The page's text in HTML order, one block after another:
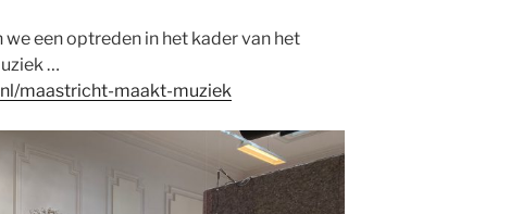
een optreden in het kader van het
…
maastricht-maakt-muziek